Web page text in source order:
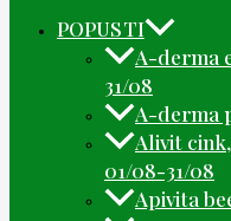
POPUSTI
A-derma
31/08
A-derma
Alivit
01/08-31/08
Apivita